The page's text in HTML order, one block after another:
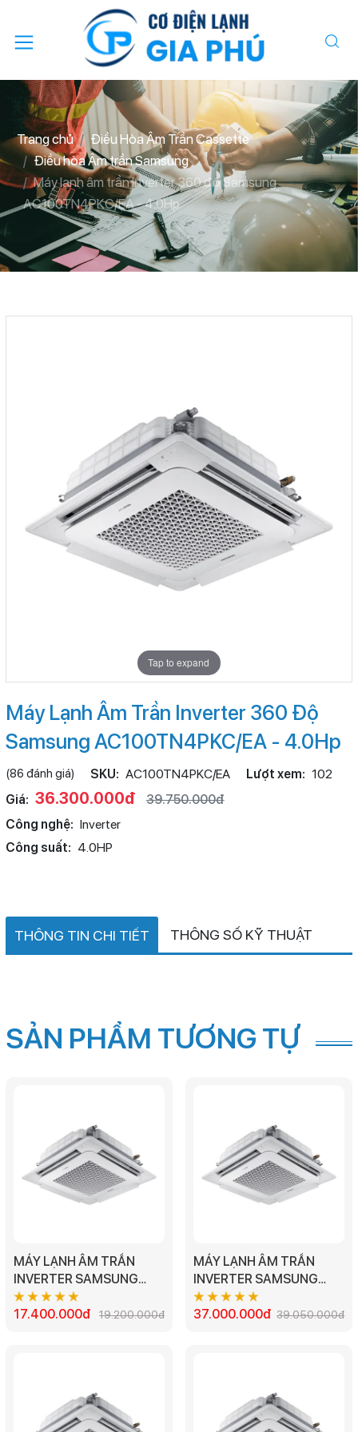
Trang chủ
Điều Hòa Âm Trần Cassette
Điều hòa Âm trần Samsung
Máy lạnh âm trần Inverter 360 độ Samsung
AC100TN4PKC/EA - 4.0Hp
Tap to expand
Máy Lạnh Âm Trần Inverter 360 Độ
Samsung AC100TN4PKC/EA - 4.0Hp
(86 đánh giá) SKU: AC100TN4PKC/EA Lượt xem: 102
Giá: 36.300.000đ
39.750.000đ
Công nghệ: Inverter
Công suất: 4.0HP
THÔNG TIN CHI TIẾT THÔNG SỐ KỸ THUẬT
SẢN PHẨM TƯƠNG TỰ
MÁY LẠNH ÂM TRẦN
INVERTER SAMSUNG
AC035TN1DKC/EA -
1.5HP
17.400.000đ 19.200.000đ
MÁY LẠNH ÂM TRẦN
INVERTER SAMSUNG
AC140TN4DKC/EA -
5.0HP
37.000.000đ 39.050.000đ